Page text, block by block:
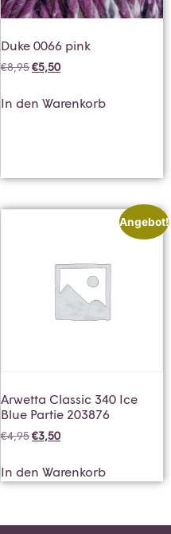
Duke 0066 pink
€8,95€5,50
In den Warenkorb
Angebot!
Arwetta Classic 340 Ice
Blue Partie 203876
€4,95€3,50
In den Warenkorb